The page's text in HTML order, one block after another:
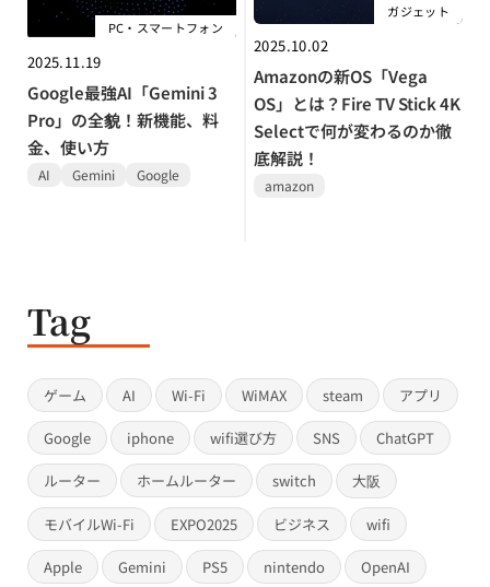
PC・スマートフォン
2025.11.19
Google最強AI「Gemini 3
Pro」の全貌！新機能、料
金、使い方
AI Gemini Google
ガジェット
2025.10.02
Amazonの新OS「Vega
OS」とは？Fire TV Stick 4K
Selectで何が変わるのか徹
底解説！
amazon
Tag
ゲーム AI Wi-Fi WiMAX steam アプリ
Google iphone wifi選び方 SNS ChatGPT
ルーター ホームルーター switch 大阪
モバイルWi-Fi EXPO2025 ビジネス wifi
Apple Gemini PS5 nintendo OpenAI